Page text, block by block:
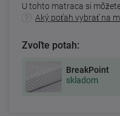
U tohto matraca si
Aký poťah vybrať na
Zvoľte potah:
BreakPoint
skladom